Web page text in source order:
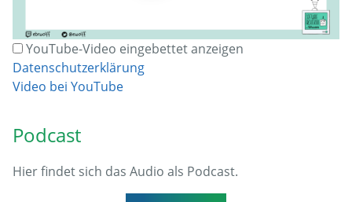
YouTube-Video eingebettet anzeigen
Datenschutzerklärung
Video bei YouTube
Podcast
Hier findet sich das Audio als Podcast.